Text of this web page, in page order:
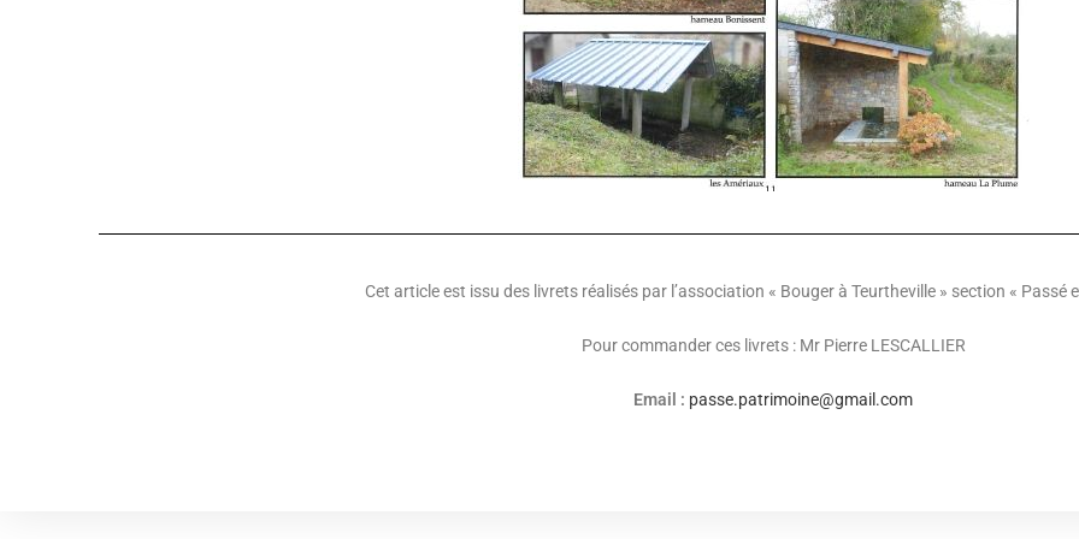
Cet article est issu des livrets réalisés par l’association « Bouger à Teurtheville » section « Passé
Pour commander ces livrets : Mr Pierre LESCALLIER
Email : passe.patrimoine@gmail.com